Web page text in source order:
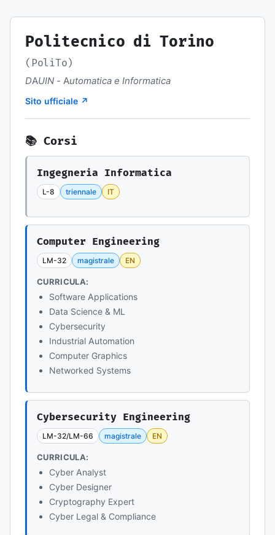
Politecnico di Torino
(PoliTo)
DAUIN - Automatica e Informatica
Sito ufficiale ↗
📚 Corsi
Ingegneria Informatica
L-8 triennale IT
Computer Engineering
LM-32 magistrale EN
CURRICULA:
Software Applications
Data Science & ML
Cybersecurity
Industrial Automation
Computer Graphics
Networked Systems
Cybersecurity Engineering
LM-32/LM-66 magistrale EN
CURRICULA:
Cyber Analyst
Cyber Designer
Cryptography Expert
Cyber Legal & Compliance